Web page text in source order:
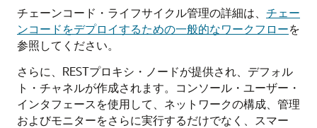
チェーンコード・ライフサイクル管理の詳細は、 チェー
ンコードをデプロイするための一般的なワークフローを
参照してください。
さらに、RESTプロキシ・ノードが提供され、デフォル
ト・チャネルが作成されます。コンソール・ユーザー・
インタフェースを使用して、ネットワークの構成、管理
およびモニターをさらに実行するだけでなく、スマー